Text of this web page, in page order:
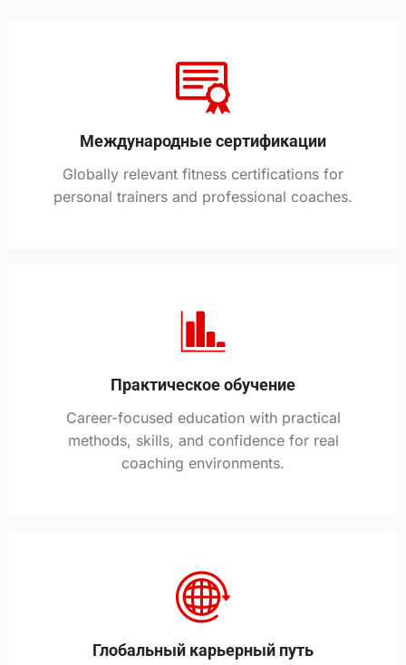
Международные сертификации
Globally relevant fitness certifications for
personal trainers and professional coaches.
Практическое обучение
Career-focused education with practical
methods, skills, and confidence for real
coaching environments.
Глобальный карьерный путь